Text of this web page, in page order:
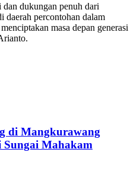
dukungan penuh dari
daerah percontohan dalam
masa depan generasi
di Mangkurawang
Mahakam